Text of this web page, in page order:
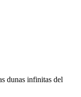
dunas infinitas del